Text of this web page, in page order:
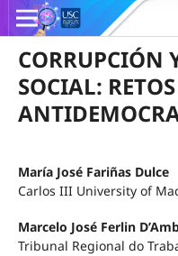
CORRUPCIÓN
SOCIAL:
María José Fariñas Dulce
Carlos III University of
Marcelo José Ferlin
Tribunal Regional do